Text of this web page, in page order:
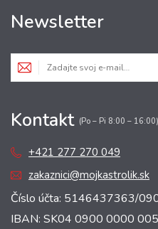
Newsletter
Kontakt (Po – Pi 8:00 –
+421 277 270 049
zakaznici@mojkastrolik.sk
Číslo účta: 5146437363/
IBAN: SK04 0900 0000